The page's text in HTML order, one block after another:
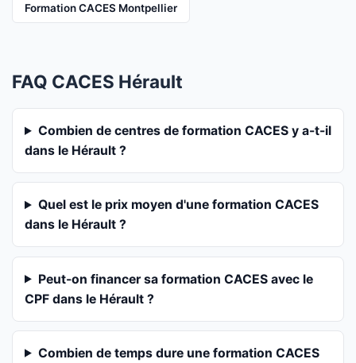
Formation CACES Montpellier
FAQ CACES Hérault
Combien de centres de formation CACES y a-t-il
dans le Hérault ?
Quel est le prix moyen d'une formation CACES
dans le Hérault ?
Peut-on financer sa formation CACES avec le
CPF dans le Hérault ?
Combien de temps dure une formation CACES